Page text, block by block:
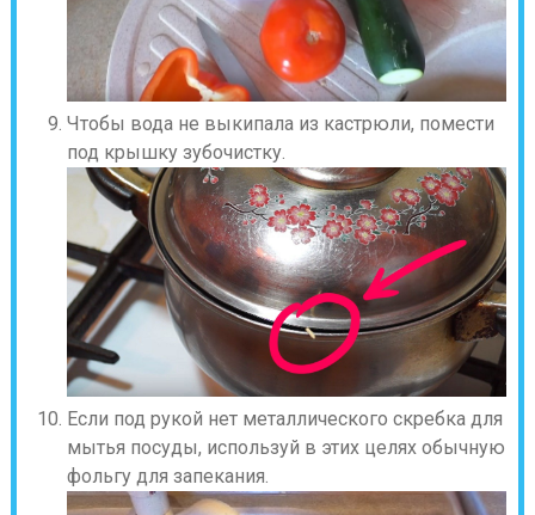
Чтобы вода не выкипала из кастрюли, помести
под крышку зубочистку.
Если под рукой нет металлического скребка для
мытья посуды, используй в этих целях обычную
фольгу для запекания.